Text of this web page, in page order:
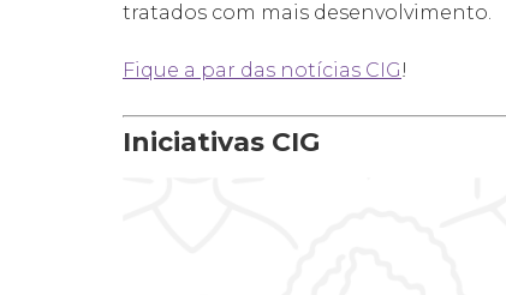
tratados com mais desenvolvimento.
Fique a par das notícias CIG!
Iniciativas CIG